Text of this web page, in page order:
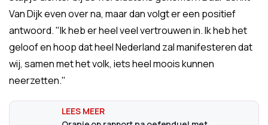
Van Dijk even over na, maar dan volgt er een positief
antwoord. "Ik heb er heel veel vertrouwen in. Ik heb het
geloof en hoop dat heel Nederland zal manifesteren dat
wij, samen met het volk, iets heel moois kunnen
neerzetten."